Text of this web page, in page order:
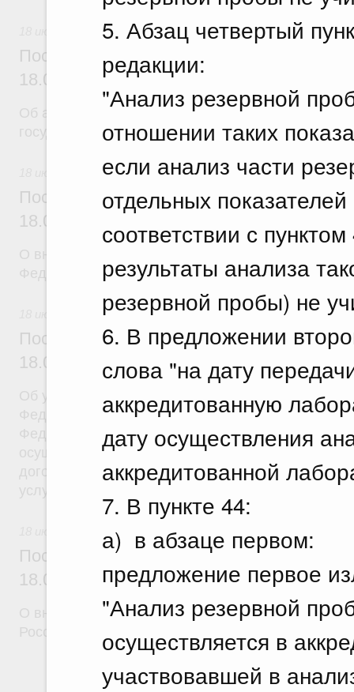
5. Абзац четвертый
редакции:
"Анализ резервной
отношении таких
если анализ части
отдельных
соответствии с
результаты анализа
резервной пробы) не
6. В предложении
слова "на дату
аккредитованную
дату осуществления
аккредитованной
7. В пункте 44:
а) в абзаце первом:
предложение первое
"Анализ резервной
осуществляется в
участвовавшей в
Постановление Правительства
18.07.2026 г. № 904
государственных контрактов
Постановление Правительства
18.07.2026 г. № 909
Федерации от 17 февраля 2024 г. № 179
Постановление Правительства
18.07.2026 г. № 908
Об утверждении Правил уведомления частным
Федеральной службы войск национальной
Федерации (территориального органа),
осуществление частной детективной
договора на оказание сыскных услуг и об
Постановление Правительства
18.07.2026 г. № 910
О внесении изменений в некоторые акты